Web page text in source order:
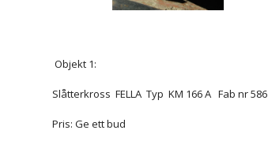
Objekt 1:
Slåtterkross FELLA Typ KM 166 A Fab nr 586
Pris: Ge ett bud